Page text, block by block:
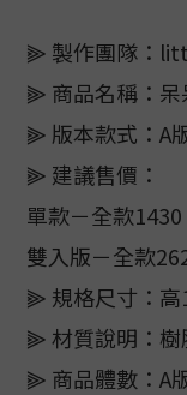
⫸ 製作團隊：
⫸ 商品名稱：
⫸ 版本款式：A
⫸ 建議售價：
單款－全款1430
雙入版－全款
⫸ 規格尺寸：
⫸ 材質說明：樹
⫸ 商品體數：A